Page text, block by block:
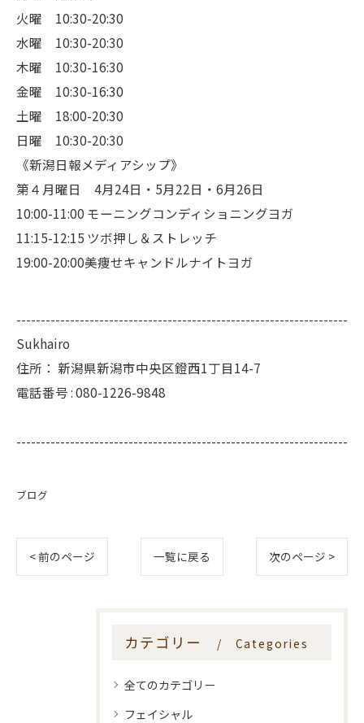
火曜 10:30-20:30
水曜 10:30-20:30
木曜 10:30-16:30
金曜 10:30-16:30
土曜 18:00-20:30
日曜 10:30-20:30
《新潟日報メディアシップ》
第４月曜日 4月24日・5月22日・6月26日
10:00-11:00 モーニングコンディショニングヨガ
11:15-12:15 ツボ押し＆ストレッチ
19:00-20:00美痩せキャンドルナイトヨガ
--------------------------------------------------------------------
Sukhairo
住所： 新潟県新潟市中央区鐙西1丁目14-7
電話番号 :080-1226-9848
--------------------------------------------------------------------
ブログ
< 前のページ 一覧に戻る 次のページ >
カテゴリー Categories
全てのカテゴリー
フェイシャル